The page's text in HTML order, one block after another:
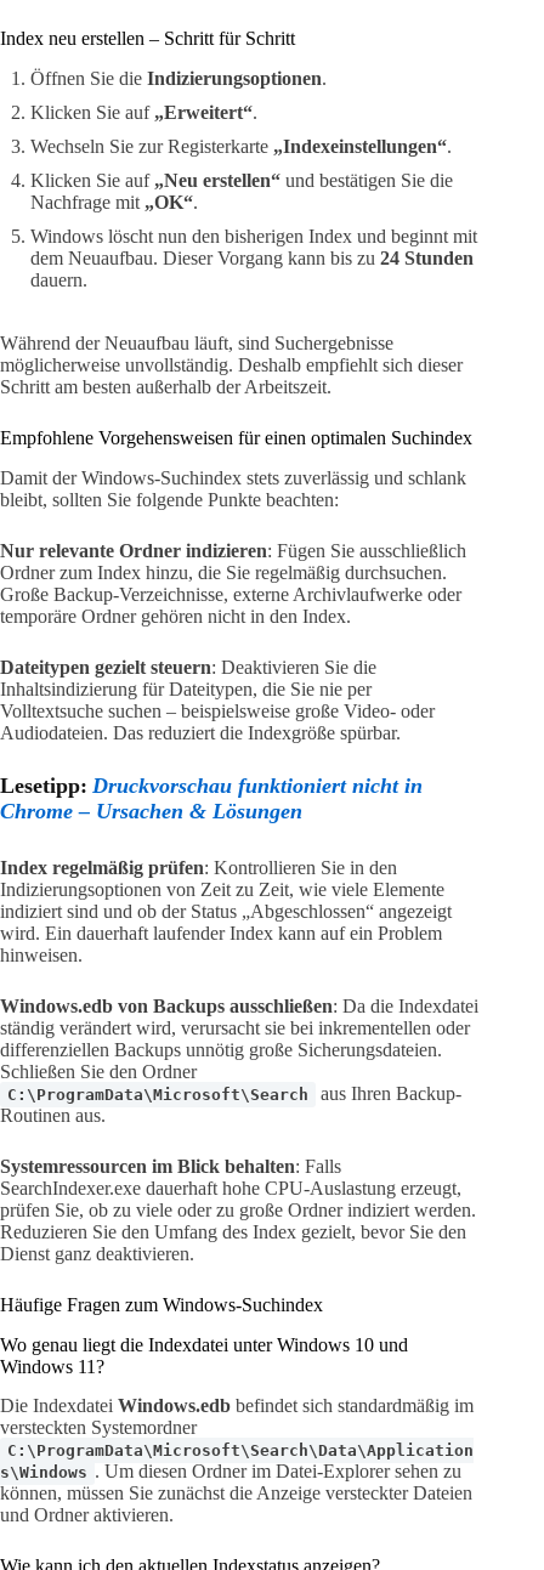
Index neu erstellen – Schritt für Schritt
Öffnen Sie die Indizierungsoptionen.
Klicken Sie auf „Erweitert“.
Wechseln Sie zur Registerkarte „Indexeinstellungen“.
Klicken Sie auf „Neu erstellen“ und bestätigen Sie die
Nachfrage mit „OK“.
Windows löscht nun den bisherigen Index und beginnt mit
dem Neuaufbau. Dieser Vorgang kann bis zu 24 Stunden
dauern.
Während der Neuaufbau läuft, sind Suchergebnisse
möglicherweise unvollständig. Deshalb empfiehlt sich dieser
Schritt am besten außerhalb der Arbeitszeit.
Empfohlene Vorgehensweisen für einen optimalen Suchindex
Damit der Windows-Suchindex stets zuverlässig und schlank
bleibt, sollten Sie folgende Punkte beachten:
Nur relevante Ordner indizieren: Fügen Sie ausschließlich
Ordner zum Index hinzu, die Sie regelmäßig durchsuchen.
Große Backup-Verzeichnisse, externe Archivlaufwerke oder
temporäre Ordner gehören nicht in den Index.
Dateitypen gezielt steuern: Deaktivieren Sie die
Inhaltsindizierung für Dateitypen, die Sie nie per
Volltextsuche suchen – beispielsweise große Video- oder
Audiodateien. Das reduziert die Indexgröße spürbar.
Lesetipp: Druckvorschau funktioniert nicht in
Chrome – Ursachen & Lösungen
Index regelmäßig prüfen: Kontrollieren Sie in den
Indizierungsoptionen von Zeit zu Zeit, wie viele Elemente
indiziert sind und ob der Status „Abgeschlossen“ angezeigt
wird. Ein dauerhaft laufender Index kann auf ein Problem
hinweisen.
Windows.edb von Backups ausschließen: Da die Indexdatei
ständig verändert wird, verursacht sie bei inkrementellen oder
differenziellen Backups unnötig große Sicherungsdateien.
Schließen Sie den Ordner
C:\ProgramData\Microsoft\Search
aus Ihren Backup-
Routinen aus.
Systemressourcen im Blick behalten: Falls
SearchIndexer.exe dauerhaft hohe CPU-Auslastung erzeugt,
prüfen Sie, ob zu viele oder zu große Ordner indiziert werden.
Reduzieren Sie den Umfang des Index gezielt, bevor Sie den
Dienst ganz deaktivieren.
Häufige Fragen zum Windows-Suchindex
Wo genau liegt die Indexdatei unter Windows 10 und
Windows 11?
Die Indexdatei Windows.edb befindet sich standardmäßig im
versteckten Systemordner
C:\ProgramData\Microsoft\Search\Data\Application
s\Windows . Um diesen Ordner im Datei-Explorer sehen zu
können, müssen Sie zunächst die Anzeige versteckter Dateien
und Ordner aktivieren.